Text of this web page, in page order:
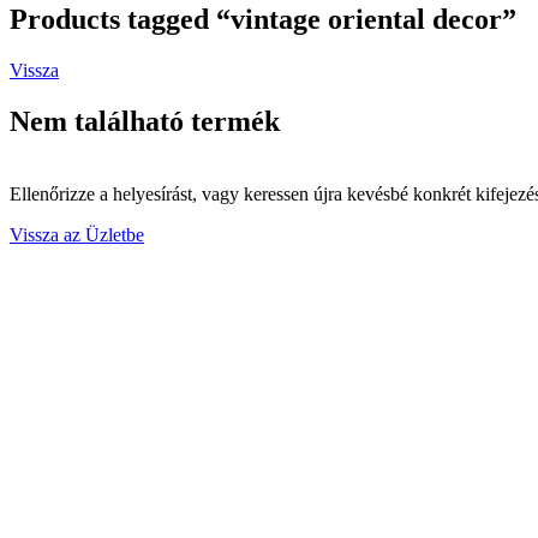
Products tagged “vintage oriental decor”
Vissza
Nem található termék
Ellenőrizze a helyesírást, vagy keressen újra kevésbé konkrét
Vissza az Üzletbe